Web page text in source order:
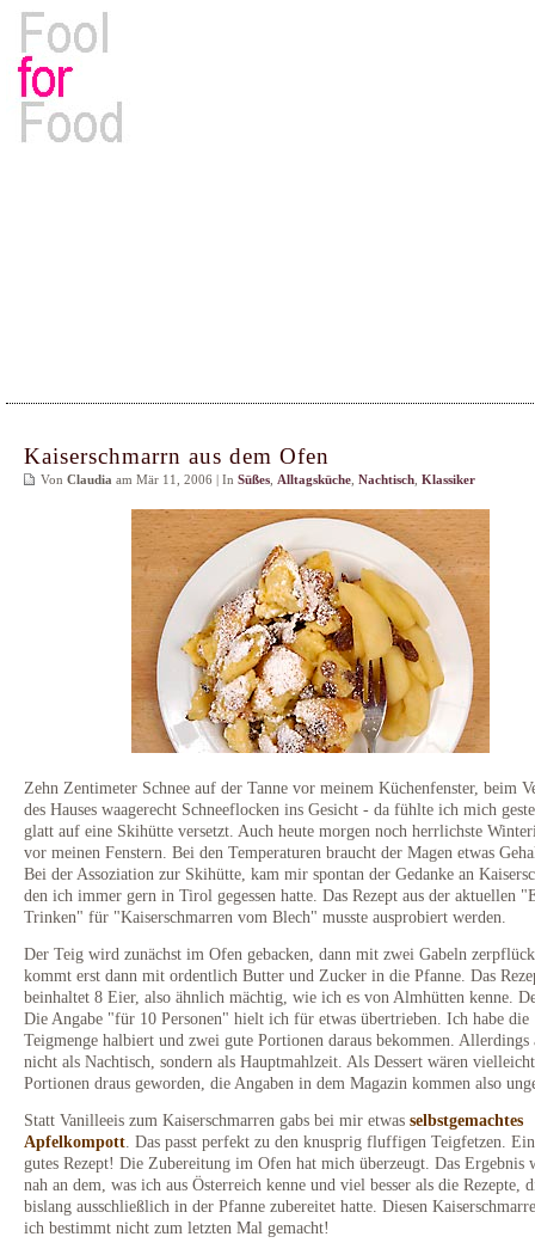
Kaiserschmarrn aus dem Ofen
Von Claudia am Mär 11, 2006 | In Süßes Alltagsküche Nachtisch Klassiker
Zehn Zentimeter Schnee auf der Tanne vor meinem Küchenfenster, beim
des Hauses waagerecht Schneeflocken ins Gesicht - da fühlte ich mich
glatt auf eine Skihütte versetzt. Auch heute morgen noch herrlichste
vor meinen Fenstern. Bei den Temperaturen braucht der Magen etwas
Bei der Assoziation zur Skihütte, kam mir spontan der Gedanke an
den ich immer gern in Tirol gegessen hatte. Das Rezept aus der aktuellen
Trinken" für "Kaiserschmarren vom Blech" musste ausprobiert werden.
Der Teig wird zunächst im Ofen gebacken, dann mit zwei Gabeln
kommt erst dann mit ordentlich Butter und Zucker in die Pfanne. Das
beinhaltet 8 Eier, also ähnlich mächtig, wie ich es von Almhütten kenne.
Die Angabe "für 10 Personen" hielt ich für etwas übertrieben. Ich habe die
Teigmenge halbiert und zwei gute Portionen daraus bekommen. Allerdings
nicht als Nachtisch, sondern als Hauptmahlzeit. Als Dessert wären
Portionen draus geworden, die Angaben in dem Magazin kommen also
Statt Vanilleeis zum Kaiserschmarren gabs bei mir etwas selbstgemachtes
Apfelkompott. Das passt perfekt zu den knusprig fluffigen Teigfetzen.
gutes Rezept! Die Zubereitung im Ofen hat mich überzeugt. Das Ergebnis
nah an dem, was ich aus Österreich kenne und viel besser als die Rezepte,
bislang ausschließlich in der Pfanne zubereitet hatte. Diesen
ich bestimmt nicht zum letzten Mal gemacht!